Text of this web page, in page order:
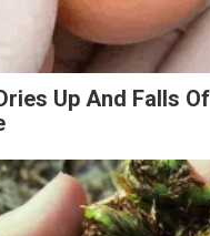
Up And Falls